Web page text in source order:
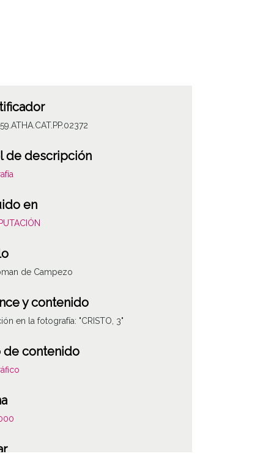
de descripción
en
de Campezo
y contenido
en la fotografía: "CRISTO, 3"
de contenido